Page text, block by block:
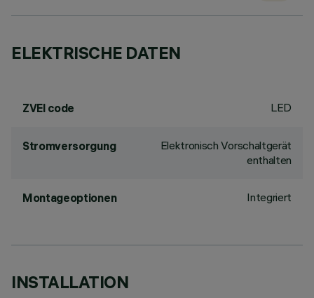
ELEKTRISCHE DATEN
ZVEI code LED
Stromversorgung
Elektronisch Vorschaltgerät
enthalten
Montageoptionen Integriert
INSTALLATION